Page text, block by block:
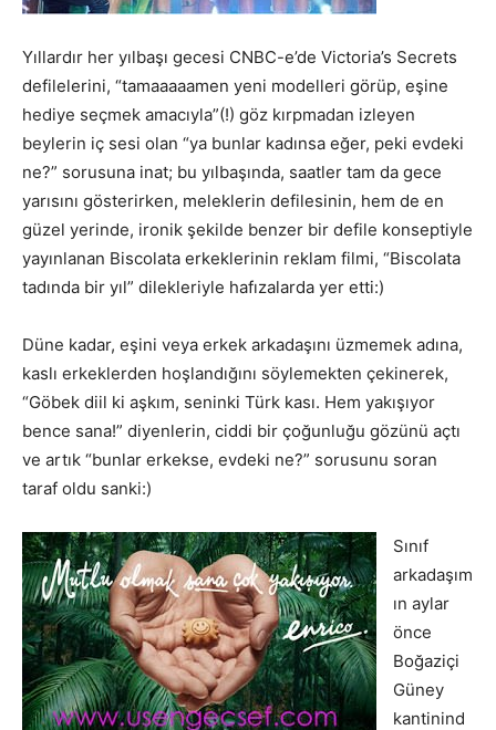
Yıllardır her yılbaşı gecesi CNBC-e’de Victoria’s Secrets
defilelerini, “tamaaaaamen yeni modelleri görüp, eşine
hediye seçmek amacıyla”(!) göz kırpmadan izleyen
beylerin iç sesi olan “ya bunlar kadınsa eğer, peki evdeki
ne?” sorusuna inat; bu yılbaşında, saatler tam da gece
yarısını gösterirken, meleklerin defilesinin, hem de en
güzel yerinde, ironik şekilde benzer bir defile konseptiyle
yayınlanan Biscolata erkeklerinin reklam filmi, “Biscolata
tadında bir yıl” dilekleriyle hafızalarda yer etti:)
Düne kadar, eşini veya erkek arkadaşını üzmemek adına,
kaslı erkeklerden hoşlandığını söylemekten çekinerek,
“Göbek diil ki aşkım, seninki Türk kası. Hem yakışıyor
bence sana!” diyenlerin, ciddi bir çoğunluğu gözünü açtı
ve artık “bunlar erkekse, evdeki ne?” sorusunu soran
taraf oldu sanki:)
Sınıf
arkadaşım
ın aylar
önce
Boğaziçi
Güney
kantinind